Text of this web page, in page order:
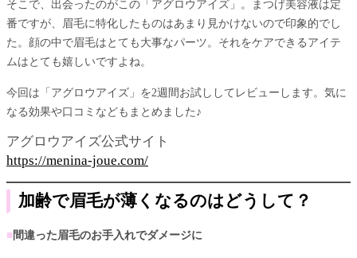
そこで、出会ったのがこの「アグロウアイズ」。まつげ美容液は定
番ですが、眉毛に特化したものはあまり見かけないので印象的でし
た。顔の中で眉毛はとても大事なパーツ。それをケアできるアイテ
ムはとても嬉しいですよね。
今回は「アグロウアイズ」を2週間お試ししてレビューします。気に
なる効果や口コミなどもまとめました♪
アグロウアイズ公式サイト
https://menina-joue.com/
加齢で眉毛が薄くなるのはどうして？
■間違った眉毛のお手入れでダメージに